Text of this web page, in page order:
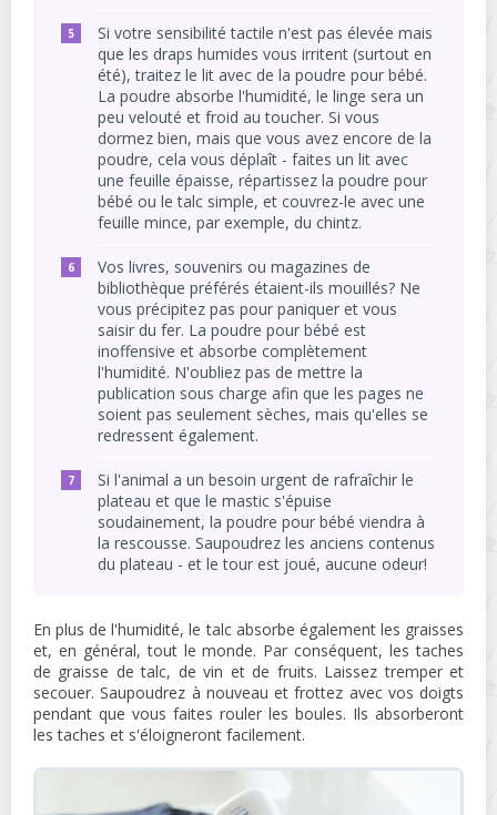
Si votre sensibilité tactile n'est pas élevée mais
que les draps humides vous irritent (surtout en
été), traitez le lit avec de la poudre pour bébé.
La poudre absorbe l'humidité, le linge sera un
peu velouté et froid au toucher. Si vous
dormez bien, mais que vous avez encore de la
poudre, cela vous déplaît - faites un lit avec
une feuille épaisse, répartissez la poudre pour
bébé ou le talc simple, et couvrez-le avec une
feuille mince, par exemple, du chintz.
Vos livres, souvenirs ou magazines de
bibliothèque préférés étaient-ils mouillés? Ne
vous précipitez pas pour paniquer et vous
saisir du fer. La poudre pour bébé est
inoffensive et absorbe complètement
l'humidité. N'oubliez pas de mettre la
publication sous charge afin que les pages ne
soient pas seulement sèches, mais qu'elles se
redressent également.
Si l'animal a un besoin urgent de rafraîchir le
plateau et que le mastic s'épuise
soudainement, la poudre pour bébé viendra à
la rescousse. Saupoudrez les anciens contenus
du plateau - et le tour est joué, aucune odeur!
En plus de l'humidité, le talc absorbe également les graisses
et, en général, tout le monde. Par conséquent, les taches
de graisse de talc, de vin et de fruits. Laissez tremper et
secouer. Saupoudrez à nouveau et frottez avec vos doigts
pendant que vous faites rouler les boules. Ils absorberont
les taches et s'éloigneront facilement.